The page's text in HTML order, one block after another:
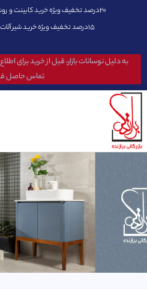
۲۰درصد تخفیف ویژه خرید کابینت و روشویی با کد تخفیف
۱۵درصد تخفیف ویژه خرید شیرآلات با کد تخفیف
به دلیل نوسانات بازار، قبل از خرید برای
تماس حاصل